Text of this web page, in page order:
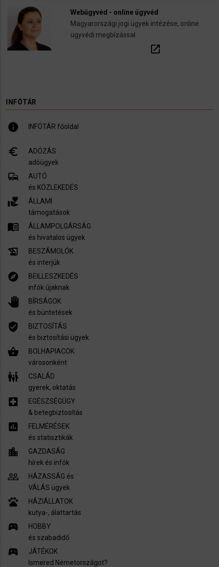
Webügyvéd - online ügyvéd
Magyarországi jogi ügyek intézése, online
ügyvédi megbízással
open_in_new
INFÓTÁR
info INFÓTÁR főoldal
euro_symbol
ADÓZÁS
adóügyek
commute
AUTÓ
és KÖZLEKEDÉS
volunteer_activism
ÁLLAMI
támogatások
menu_book
ÁLLAMPOLGÁRSÁG
és hivatalos ügyek
history_edu
BESZÁMOLÓK
és interjúk
explore
BEILLESZKEDÉS
infók újaknak
pan_tool
BÍRSÁGOK
és büntetések
verified_user
BIZTOSÍTÁS
és biztosítási ügyek
shopping_basket
BOLHAPIACOK
városonként
family_restroom
CSALÁD
gyerek, oktatás
local_hospital
EGÉSZSÉGÜGY
​& betegbiztosítás
assessment
FELMÉRÉSEK
és statisztikák
location_city
GAZDASÁG
hírek és infók
people_outline
HÁZASSÁG és
VÁLÁS ügyek
pets
HÁZIÁLLATOK
kutya-, álattartás
sports_esports
HOBBY
és szabadidő
sports_esports
JÁTÉKOK
Ismered Németországot?